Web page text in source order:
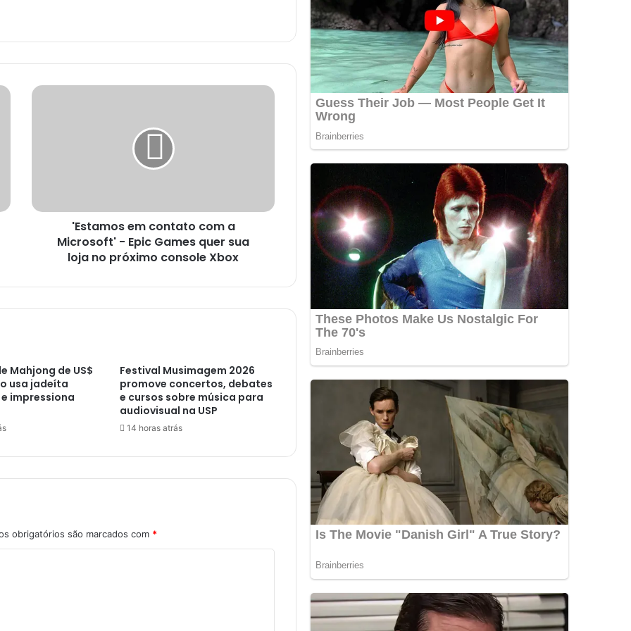
'
e
t
m
a
M
s
'
-
'Estamos em contato com a
Microsoft' - Epic Games quer sua
loja no próximo console Xbox
Mahjong de US$
usa jadeíta
impressiona
Festival Musimagem 2026
promove concertos, debates
e cursos sobre música para
audiovisual na USP
14 horas atrás
obrigatórios são marcados com *